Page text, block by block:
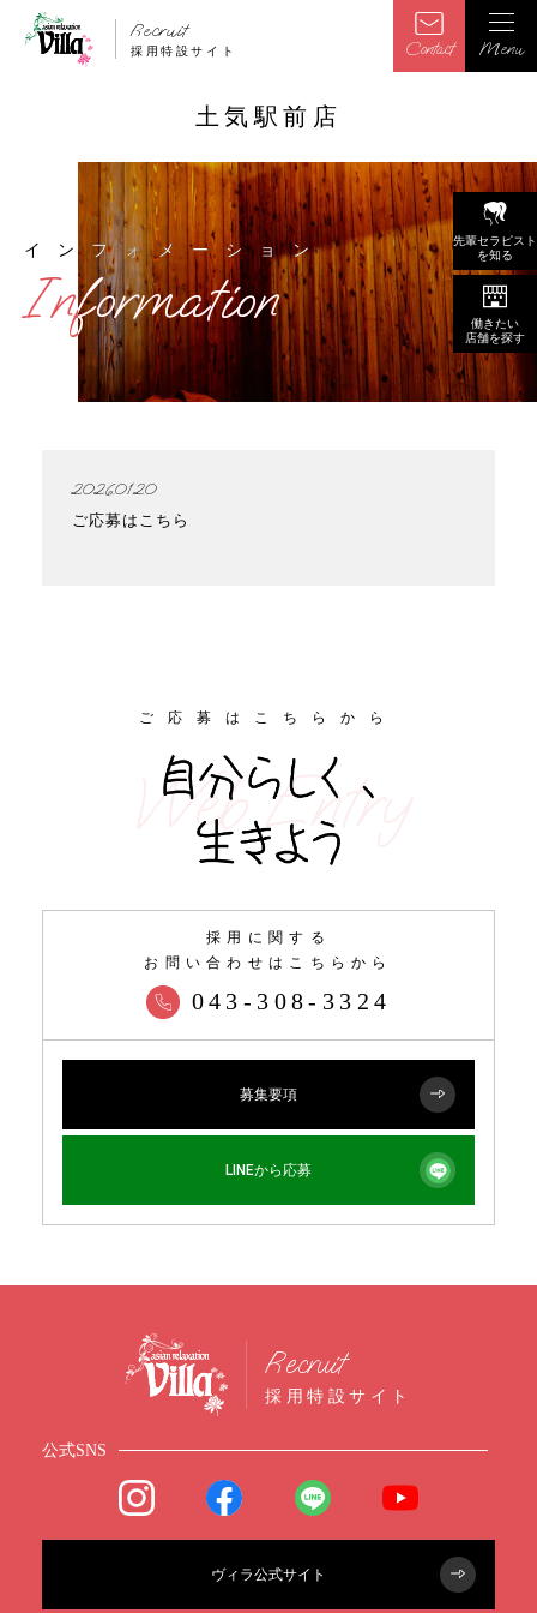
Recruit
採用特設サイト Contact Menu
先輩セラピスト
を知る
働きたい
店舗を探す
土気駅前店
インフォメーション
Information
インフォメーション
Information
2026.01.20
ご応募はこちら
Web Entry
ご応募はこちらから
採用に関する
お問い合わせはこちらから
043-308-3324
募集要項
LINEから応募
Recruit
採用特設サイト
公式SNS
ヴィラ公式サイト